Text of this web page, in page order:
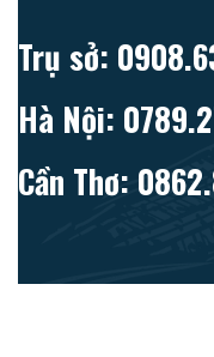
Trụ sở:
Hà Nội:
Cần Thơ: